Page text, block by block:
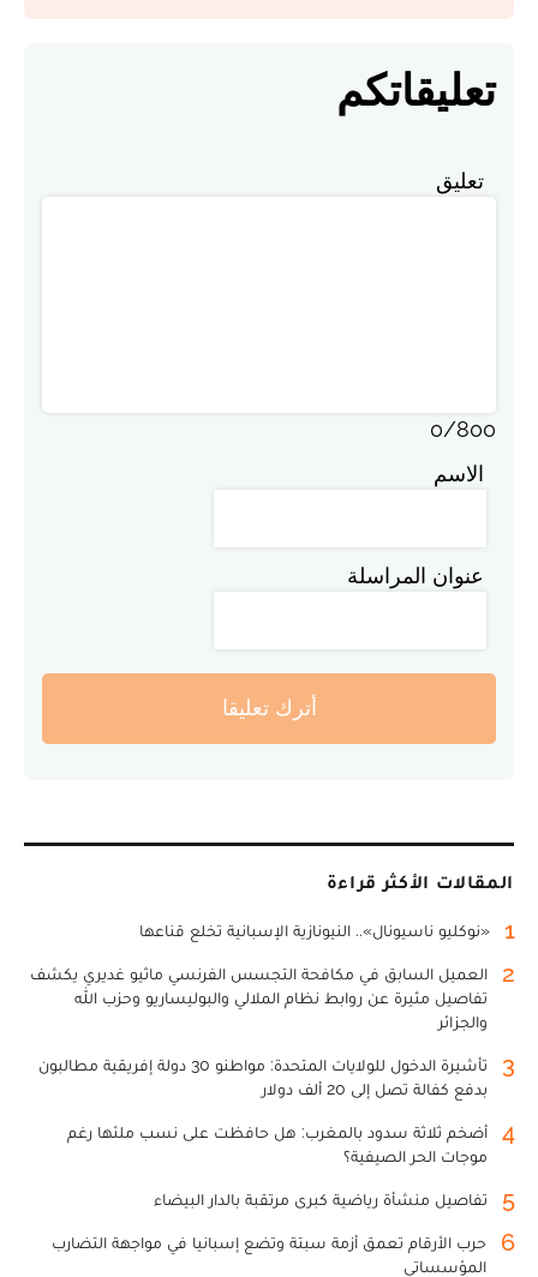
تعليقاتكم
تعليق
0/800
الاسم
عنوان المراسلة
أترك تعليقا
المقالات الأكثر قراءة
1 «نوكليو ناسيونال».. النيونازية الإسبانية تخلع قناعها
2
العميل السابق في مكافحة التجسس الفرنسي ماثيو غديري يكشف
تفاصيل مثيرة عن روابط نظام الملالي والبوليساريو وحزب الله
والجزائر
3
تأشيرة الدخول للولايات المتحدة: مواطنو 30 دولة إفريقية مطالبون
بدفع كفالة تصل إلى 20 ألف دولار
4
أضخم ثلاثة سدود بالمغرب: هل حافظت على نسب ملئها رغم
موجات الحر الصيفية؟
5 تفاصيل منشأة رياضية كبرى مرتقبة بالدار البيضاء
6
حرب الأرقام تعمق أزمة سبتة وتضع إسبانيا في مواجهة التضارب
المؤسساتي